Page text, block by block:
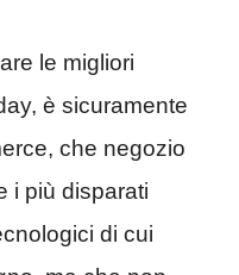
le migliori
è sicuramente
che negozio
i più disparati
di cui